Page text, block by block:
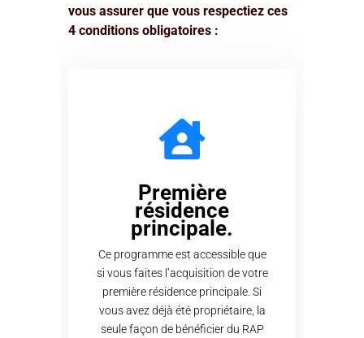
vous assurer que vous respectiez ces
4 conditions obligatoires :
Première
résidence
principale.
Ce programme est accessible que
si vous faites l’acquisition de votre
première résidence principale. Si
vous avez déjà été propriétaire, la
seule façon de bénéficier du RAP